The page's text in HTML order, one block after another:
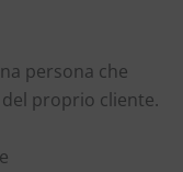
persona che
proprio cliente.
e